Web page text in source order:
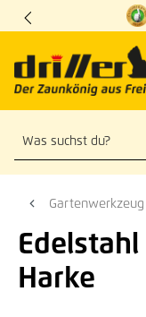
Zum Hauptinhalt
Harke